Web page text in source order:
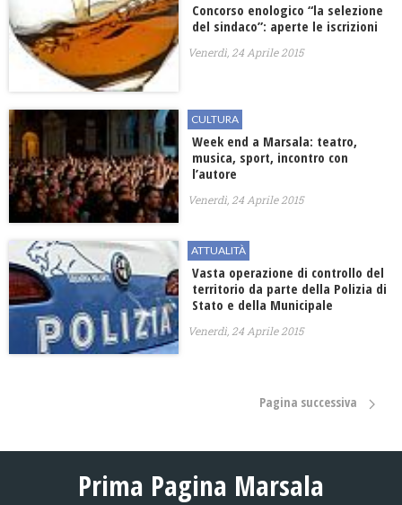
Concorso enologico “la selezione
del sindaco”: aperte le iscrizioni
Venerdì, 24 Aprile 2015
CULTURA
Week end a Marsala: teatro,
musica, sport, incontro con
l’autore
Venerdì, 24 Aprile 2015
ATTUALITÀ
Vasta operazione di controllo del
territorio da parte della Polizia di
Stato e della Municipale
Venerdì, 24 Aprile 2015
Pagina successiva
Prima Pagina Marsala